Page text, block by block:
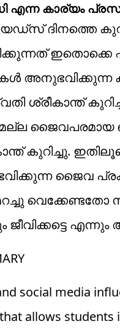
എന്ന കാര്യം
ദിനത്തെ
ഇതൊക്കെ
ശ്രീകാന്ത്
ജൈവപരമായ
കുറിച്ചു.
ജൈവ
ജീവിക്കട്ടെ
social media
allows